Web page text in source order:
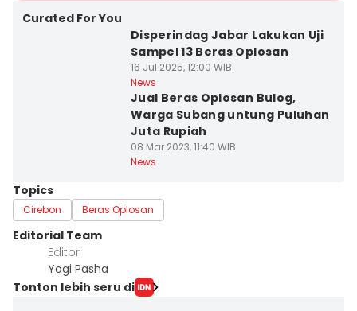
Curated For You
Disperindag Jabar Lakukan Uji
Sampel 13 Beras Oplosan
16 Jul 2025, 12:00 WIB
News
Jual Beras Oplosan Bulog,
Warga Subang untung Puluhan
Juta Rupiah
08 Mar 2023, 11:40 WIB
News
Topics
Cirebon Beras Oplosan
Editorial Team
Editor
Yogi Pasha
Tonton lebih seru di